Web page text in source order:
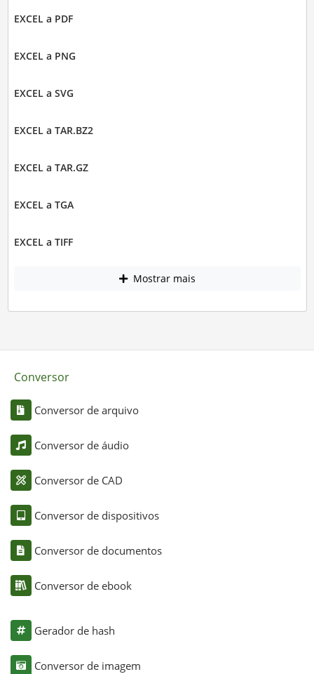
EXCEL a PDF
EXCEL a PNG
EXCEL a SVG
EXCEL a TAR.BZ2
EXCEL a TAR.GZ
EXCEL a TGA
EXCEL a TIFF
Mostrar mais
Conversor
Conversor de arquivo
Conversor de áudio
Conversor de CAD
Conversor de dispositivos
Conversor de documentos
Conversor de ebook
Gerador de hash
Conversor de imagem